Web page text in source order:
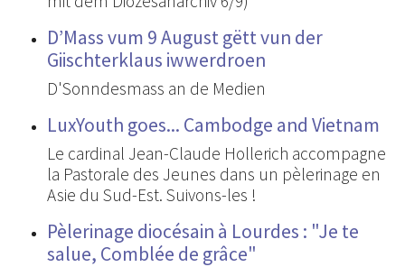
D’Mass vum 9 August gëtt vun der
Giischterklaus iwwerdroen
D'Sonndesmass an de Medien
LuxYouth goes... Cambodge and Vietnam
Le cardinal Jean-Claude Hollerich accompagne
la Pastorale des Jeunes dans un pèlerinage en
Asie du Sud-Est. Suivons-les !
Pèlerinage diocésain à Lourdes : "Je te
salue, Comblée de grâce"